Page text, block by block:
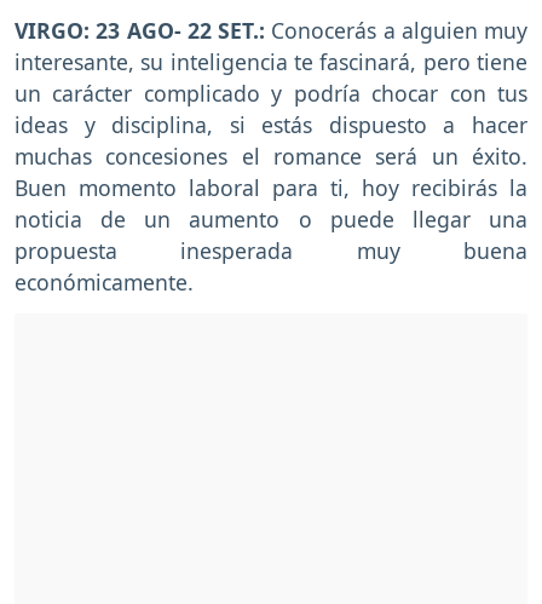
VIRGO: 23 AGO- 22 SET.: Conocerás a alguien muy
interesante, su inteligencia te fascinará, pero tiene
un carácter complicado y podría chocar con tus
ideas y disciplina, si estás dispuesto a hacer
muchas concesiones el romance será un éxito.
Buen momento laboral para ti, hoy recibirás la
noticia de un aumento o puede llegar una
propuesta inesperada muy buena
económicamente.